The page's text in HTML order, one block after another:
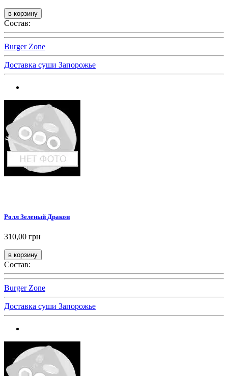
Состав:
Burger Zone
Доставка суши Запорожье
Ролл Зеленый Дракон
310,00 грн
Состав:
Burger Zone
Доставка суши Запорожье